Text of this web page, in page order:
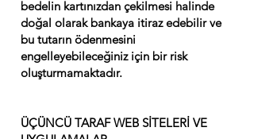
bedelin kartınızdan çekilmesi halinde
doğal olarak bankaya itiraz edebilir ve
bu tutarın ödenmesini
engelleyebileceğiniz için bir risk
oluşturmamaktadır.
ÜÇÜNCÜ TARAF WEB SİTELERİ VE